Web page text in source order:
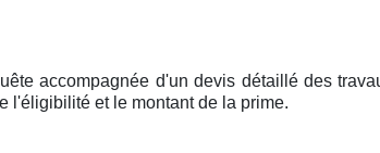
accompagnée d'un devis détaillé des
l'éligibilité et le montant de la prime.